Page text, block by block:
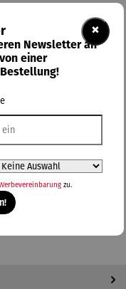
– India Antik
×
Newsletter an
einer
zu.